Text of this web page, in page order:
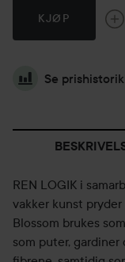
KJØP
Se
REN LOGIK i
vakker kunst
Blossom brukes
som puter,